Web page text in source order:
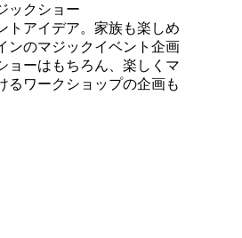
ックショー
トアイデア。家族も楽しめ
ンのマジックイベント企画
ョーはもちろん、楽しくマ
るワークショップの企画も